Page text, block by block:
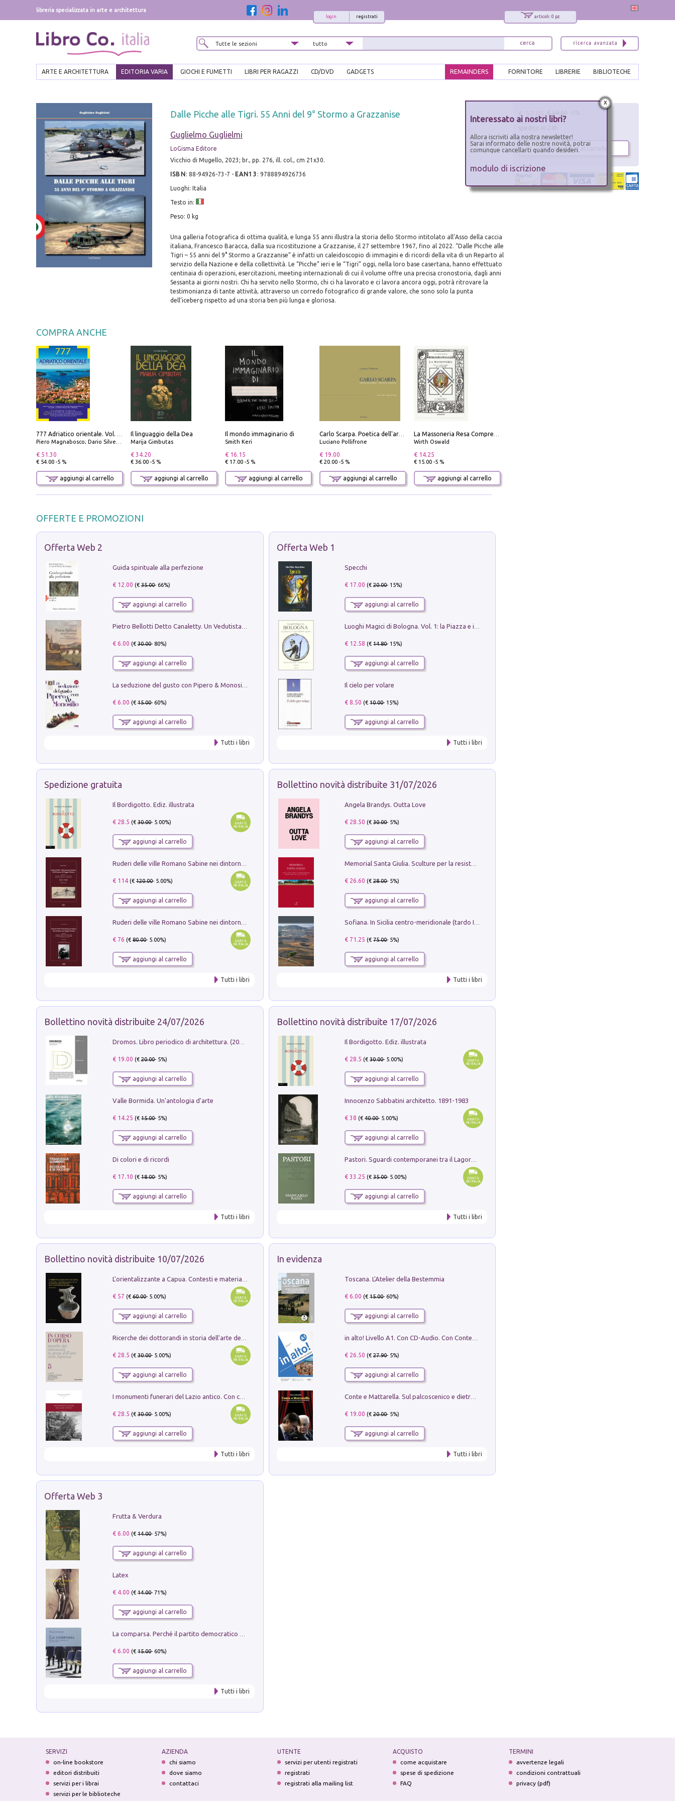
libreria specializzata in arte e architettura
articoli: 0 pz.
registrati
login
ARTE E ARCHITETTURA EDITORIA VARIA GIOCHI E FUMETTI LIBRI PER RAGAZZI CD/DVD GADGETS BIBLIOTECHE
LIBRERIE
FORNITORE
REMAINDERS
Dalle Picche alle Tigri. 55 Anni del 9° Stormo a Grazzanise
Guglielmo Guglielmi
LoGisma Editore
Vicchio di Mugello, 2023; br., pp. 276, ill. col., cm 21x30.
ISBN : 88-94926-73-7 - EAN13 : 9788894926736
Luoghi: Italia
Testo in:
Peso: 0 kg
Una galleria fotografica di ottima qualità, e lunga 55 anni illustra la storia dello Stormo intitolato all’Asso della caccia
italiana, Francesco Baracca, dalla sua ricostituzione a Grazzanise, il 27 settembre 1967, fino al 2022. “Dalle Picche alle
Tigri – 55 anni del 9° Stormo a Grazzanise” è infatti un caleidoscopio di immagini e di ricordi della vita di un Reparto al
servizio della Nazione e della collettività. Le “Picche” ieri e le “Tigri” oggi, nella loro base casertana, hanno effettuato
centinaia di operazioni, esercitazioni, meeting internazionali di cui il volume offre una precisa cronostoria, dagli anni
Sessanta ai giorni nostri. Chi ha servito nello Stormo, chi ci ha lavorato e ci lavora ancora oggi, potrà ritrovare la
testimonianza di tante attività, attraverso un corredo fotografico di grande valore, che sono solo la punta
dell’iceberg rispetto ad una storia ben più lunga e gloriosa.
COMPRA ANCHE
Piero Magnabosco; Dario Silvestro; Marco Sbrizzi
€ 51.30
€ 54.00 -5 %
aggiungi al carrello
Il linguaggio della Dea
Marija Gimbutas
€ 34.20
€ 36.00 -5 %
aggiungi al carrello
Il mondo immaginario di
Smith Keri
€ 16.15
€ 17.00 -5 %
aggiungi al carrello
Luciano Pollifrone
€ 19.00
€ 20.00 -5 %
aggiungi al carrello
Wirth Oswald
€ 14.25
€ 15.00 -5 %
aggiungi al carrello
OFFERTE E PROMOZIONI
Offerta Web 2
Guida spirituale alla perfezione
€ 12.00 (€35.00- 66%)
aggiungi al carrello
€ 6.00 (€30.00- 80%)
aggiungi al carrello
€ 6.00 (€15.00- 60%)
aggiungi al carrello
Tutti i libri
Offerta Web 1
Specchi
€ 17.00 (€20.00- 15%)
aggiungi al carrello
€ 12.58 (€14.80- 15%)
aggiungi al carrello
Il cielo per volare
€ 8.50 (€10.00- 15%)
aggiungi al carrello
Tutti i libri
Spedizione gratuita
Il Bordigotto. Ediz. illustrata
€ 28.5 (€30.00- 5.00%)
aggiungi al carrello
€ 114(€120.00- 5.00%)
aggiungi al carrello
€ 76 (€80.00- 5.00%)
aggiungi al carrello
Tutti i libri
Bollettino novità distribuite 31/07/2026
Angela Brandys. Outta Love
€ 28.50 (€30.00- 5%)
aggiungi al carrello
€ 26.60 (€28.00- 5%)
aggiungi al carrello
€ 71.25 (€75.00- 5%)
aggiungi al carrello
Tutti i libri
Bollettino novità distribuite 24/07/2026
Dromos. Libro periodico di architettura. (2026). Vol. 15: Post-model
€ 19.00 (€20.00- 5%)
aggiungi al carrello
Valle Bormida. Un'antologia d'arte
€ 14.25 (€15.00- 5%)
aggiungi al carrello
Di colori e di ricordi
€ 17.10 (€18.00- 5%)
aggiungi al carrello
Tutti i libri
Bollettino novità distribuite 17/07/2026
Il Bordigotto. Ediz. illustrata
€ 28.5 (€30.00- 5.00%)
aggiungi al carrello
Innocenzo Sabbatini architetto. 1891-1983
€ 38 (€40.00- 5.00%)
aggiungi al carrello
€ 33.25 (€35.00- 5.00%)
aggiungi al carrello
Tutti i libri
Bollettino novità distribuite 10/07/2026
€ 57 (€60.00- 5.00%)
aggiungi al carrello
€ 28.5 (€30.00- 5.00%)
aggiungi al carrello
I monumenti funerari del Lazio antico. Con cartella con tavole
€ 28.5 (€30.00- 5.00%)
aggiungi al carrello
Tutti i libri
In evidenza
Toscana. L'Atelier della Bestemmia
€ 6.00 (€15.00- 60%)
aggiungi al carrello
€ 26.50 (€27.90- 5%)
aggiungi al carrello
€ 19.00 (€20.00- 5%)
aggiungi al carrello
Tutti i libri
Offerta Web 3
Frutta & Verdura
€ 6.00 (€14.00- 57%)
aggiungi al carrello
Latex
€ 4.00 (€14.00- 71%)
aggiungi al carrello
€ 6.00 (€15.00- 60%)
aggiungi al carrello
Tutti i libri
€ 37.05
aggiungi al carrello
SERVIZI
on-line bookstore
editori distribuiti
servizi per i librai
servizi per le biblioteche
AZIENDA
chi siamo
dove siamo
contattaci
UTENTE
servizi per utenti registrati
registrati
registrati alla mailing list
ACQUISTO
come acquistare
spese di spedizione
FAQ
TERMINI
avvertenze legali
condizioni contrattuali
privacy (pdf)
x
Interessato ai nostri libri?
Allora iscriviti alla nostra newsletter!
Sarai informato delle nostre novità, potrai
comunque cancellarti quando desideri.
modulo di iscrizione